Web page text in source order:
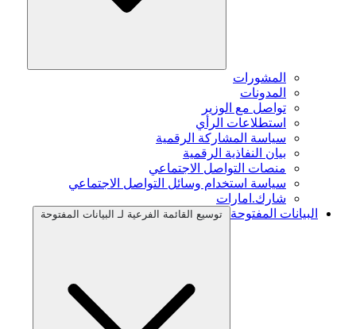
المشورات
المدونات
تواصل مع الوزير
استطلاعات الرأي
سياسة المشاركة الرقمية
بيان النفاذية الرقمية
منصات التواصل الاجتماعي
سياسة استخدام وسائل التواصل الاجتماعي
شارك.امارات
البيانات المفتوحة
توسيع القائمة الفرعية لـ البيانات المفتوحة